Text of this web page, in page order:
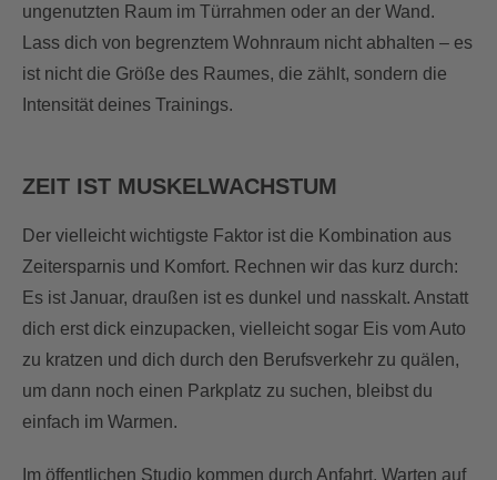
ungenutzten Raum im Türrahmen oder an der Wand.
Lass dich von begrenztem Wohnraum nicht abhalten – es
ist nicht die Größe des Raumes, die zählt, sondern die
Intensität deines Trainings.
ZEIT IST MUSKELWACHSTUM
Der vielleicht wichtigste Faktor ist die Kombination aus
Zeitersparnis und Komfort. Rechnen wir das kurz durch:
Es ist Januar, draußen ist es dunkel und nasskalt. Anstatt
dich erst dick einzupacken, vielleicht sogar Eis vom Auto
zu kratzen und dich durch den Berufsverkehr zu quälen,
um dann noch einen Parkplatz zu suchen, bleibst du
einfach im Warmen.
Im öffentlichen Studio kommen durch Anfahrt, Warten auf